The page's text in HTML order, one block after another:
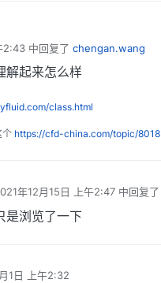
2:43 中回复了 chengan.wang
解起来怎么样
class.html
个 https://cfd-china.com/topic/8018
年12月15日 上午2:47 中回复了
编辑
是浏览了一下
1日 上午2:32